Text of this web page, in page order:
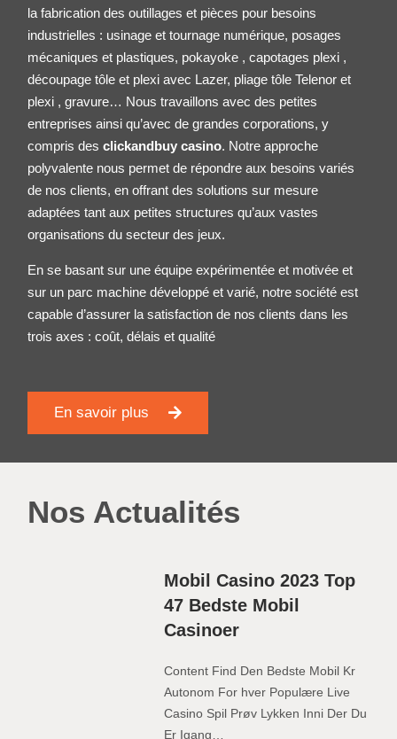
la fabrication des outillages et pièces pour besoins
industrielles : usinage et tournage numérique, posages
mécaniques et plastiques, pokayoke , capotages plexi ,
découpage tôle et plexi avec Lazer, pliage tôleTelenor et
plexi , gravure… Nous travaillons avec des petites
entreprises ainsi qu’avec de grandes corporations, y
compris desclickandbuy casino. Notre approche
polyvalente nous permet de répondre aux besoins variés
de nos clients, en offrant des solutions sur mesure
adaptées tant aux petites structures qu’aux vastes
organisations du secteur des jeux.
En se basant sur une équipe expérimentée et motivée et
sur un parc machine développé et varié, notre société est
capable d’assurer la satisfaction de nos clients dans les
trois axes : coût, délais et qualité
En savoir plus
Nos Actualités
Mobil Casino 2023 Top
47 Bedste Mobil
Casinoer
Content Find Den Bedste Mobil Kr
Autonom For hver Populære Live
Casino Spil Prøv Lykken Inni Der Du
Er Igang…